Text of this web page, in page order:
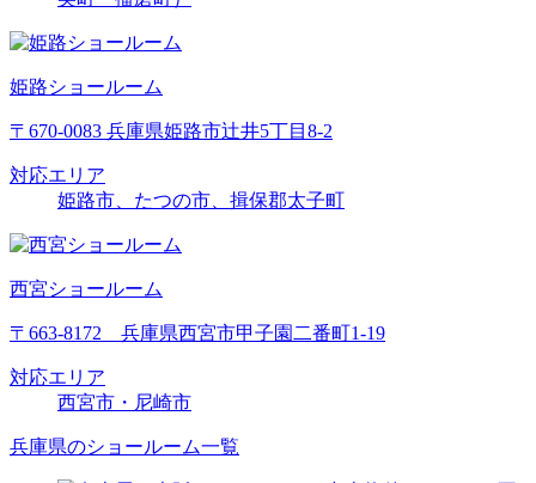
姫路ショールーム
〒670-0083 兵庫県姫路市辻井5丁目8-2
対応エリア
姫路市、たつの市、揖保郡太子町
西宮ショールーム
〒663-8172 兵庫県西宮市甲子園二番町1-19
対応エリア
西宮市・尼崎市
兵庫県のショールーム一覧